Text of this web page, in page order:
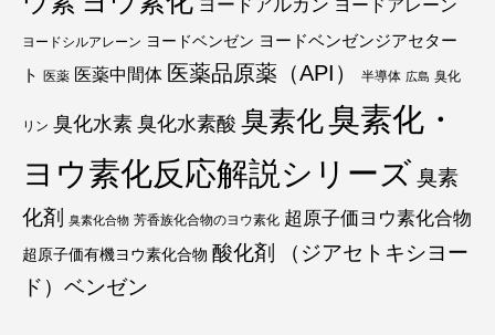
ヨードアルカン ヨードアレーン
ヨードシルアレーン ヨードベンゼン ヨードベンゼンジアセター
ト
医薬 医薬中間体 医薬品原薬（API） 半導体 広島 臭化
リン 臭化水素 臭化水素酸 臭素化臭素化・
ヨウ素化反応解説シリーズ臭素
化剤
臭素化合物 芳香族化合物のヨウ素化 超原子価ヨウ素化合物
超原子価有機ヨウ素化合物 酸化剤
（ジアセトキシヨー
ド）ベンゼン